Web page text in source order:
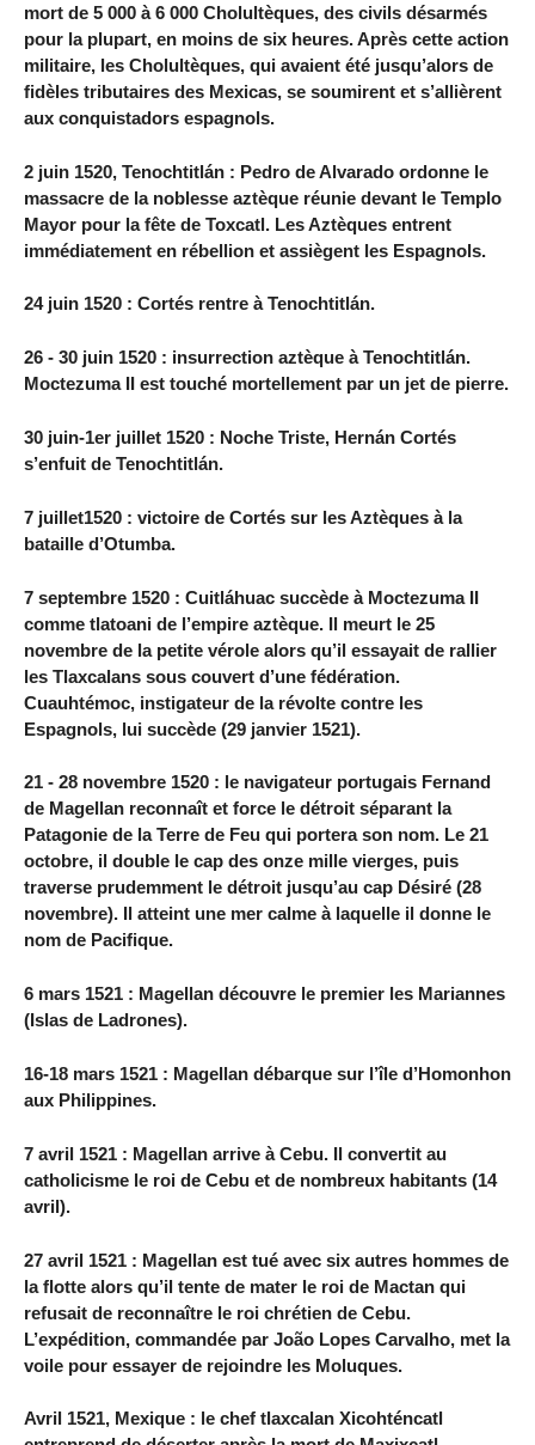
mort de 5 000 à 6 000 Cholultèques, des civils désarmés
pour la plupart, en moins de six heures. Après cette action
militaire, les Cholultèques, qui avaient été jusqu’alors de
fidèles tributaires des Mexicas, se soumirent et s’allièrent
aux conquistadors espagnols.
2 juin 1520, Tenochtitlán : Pedro de Alvarado ordonne le
massacre de la noblesse aztèque réunie devant le Templo
Mayor pour la fête de Toxcatl. Les Aztèques entrent
immédiatement en rébellion et assiègent les Espagnols.
24 juin 1520 : Cortés rentre à Tenochtitlán.
26 - 30 juin 1520 : insurrection aztèque à Tenochtitlán.
Moctezuma II est touché mortellement par un jet de pierre.
30 juin-1er juillet 1520 : Noche Triste, Hernán Cortés
s’enfuit de Tenochtitlán.
7 juillet1520 : victoire de Cortés sur les Aztèques à la
bataille d’Otumba.
7 septembre 1520 : Cuitláhuac succède à Moctezuma II
comme tlatoani de l’empire aztèque. Il meurt le 25
novembre de la petite vérole alors qu’il essayait de rallier
les Tlaxcalans sous couvert d’une fédération.
Cuauhtémoc, instigateur de la révolte contre les
Espagnols, lui succède (29 janvier 1521).
21 - 28 novembre 1520 : le navigateur portugais Fernand
de Magellan reconnaît et force le détroit séparant la
Patagonie de la Terre de Feu qui portera son nom. Le 21
octobre, il double le cap des onze mille vierges, puis
traverse prudemment le détroit jusqu’au cap Désiré (28
novembre). Il atteint une mer calme à laquelle il donne le
nom de Pacifique.
6 mars 1521 : Magellan découvre le premier les Mariannes
(Islas de Ladrones).
16-18 mars 1521 : Magellan débarque sur l’île d’Homonhon
aux Philippines.
7 avril 1521 : Magellan arrive à Cebu. Il convertit au
catholicisme le roi de Cebu et de nombreux habitants (14
avril).
27 avril 1521 : Magellan est tué avec six autres hommes de
la flotte alors qu’il tente de mater le roi de Mactan qui
refusait de reconnaître le roi chrétien de Cebu.
L’expédition, commandée par João Lopes Carvalho, met la
voile pour essayer de rejoindre les Moluques.
Avril 1521, Mexique : le chef tlaxcalan Xicohténcatl